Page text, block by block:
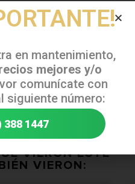
VIERON ESTE
VIERON:
en mantenimiento,
mejores y/o
comunícate con
siguiente número:
388 1447